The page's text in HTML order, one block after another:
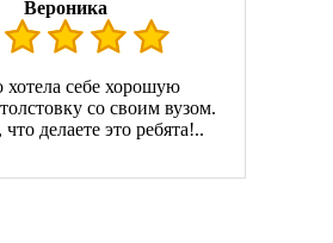
Вероника
хотела себе хорошую
со своим вузом.
делаете это ребята!..